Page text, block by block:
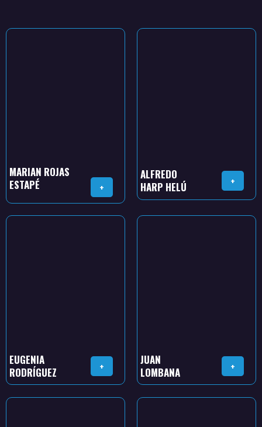
MARIAN ROJAS
ESTAPÉ
+
ALFREDO
HARP HELÚ
+
EUGENIA
RODRÍGUEZ
+
JUAN
LOMBANA
+